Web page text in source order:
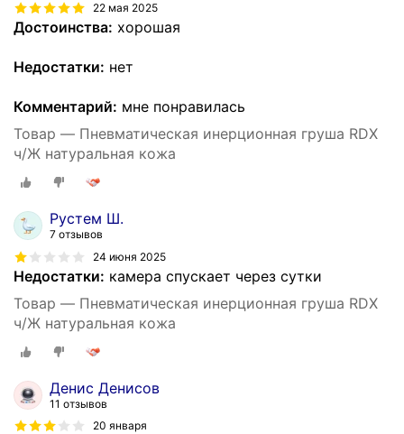
22 мая 2025
Достоинства: хорошая
Недостатки: нет
Комментарий: мне понравилась
Товар — Пневматическая инерционная груша RDX
ч/Ж натуральная кожа
Рустем Ш.
7 отзывов
24 июня 2025
Недостатки: камера спускает через сутки
Товар — Пневматическая инерционная груша RDX
ч/Ж натуральная кожа
Денис Денисов
11 отзывов
20 января